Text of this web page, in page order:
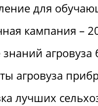
для
кампания –
агровуза
лучших